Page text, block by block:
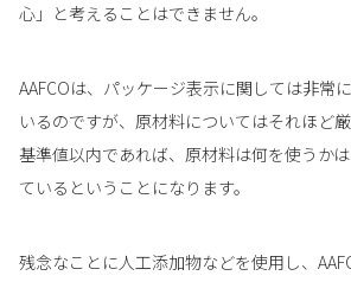
心」と考えることはできません。
AAFCOは、パッケージ表示に関しては非常
いるのですが、原材料についてはそれほど
基準値以内であれば、原材料は何を使うか
ているということになります。
残念なことに人工添加物などを使用し、